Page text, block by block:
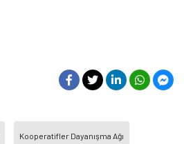
Kooperatifler Dayanışma Ağı